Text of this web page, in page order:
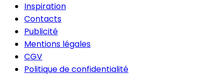
Inspiration
Contacts
Publicité
Mentions légales
CGV
Politique de confidentialité